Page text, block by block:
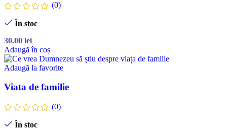
(0)
În stoc
30.00 lei
Adaugă în coș
Adaugă la favorite
Viata de familie
(0)
În stoc